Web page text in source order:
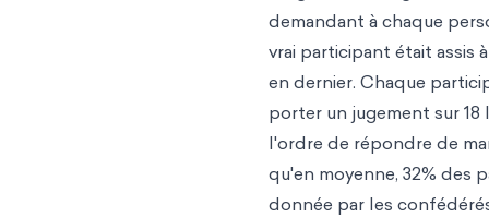
demandant à chaque
vrai participant était assis
en dernier. Chaque
porter un jugement sur 18
l'ordre de répondre de
qu'en moyenne, 32% des
donnée par les